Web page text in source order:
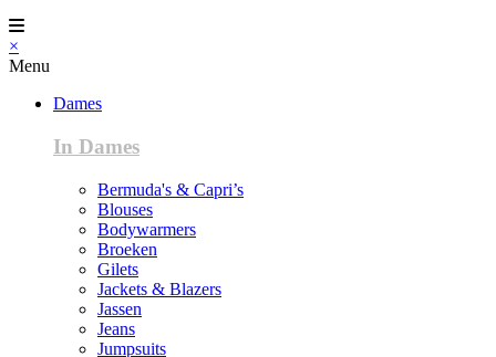
×
Menu
Dames
In Dames
Bermuda's & Capri’s
Blouses
Bodywarmers
Broeken
Gilets
Jackets & Blazers
Jassen
Jeans
Jumpsuits